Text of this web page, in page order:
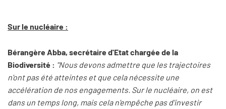
Sur le nucléaire :
Bérangère Abba, secrétaire d'Etat chargée de la
Biodiversité : "Nous devons admettre que les trajectoires
n'ont pas été atteintes et que cela nécessite une
accélération de nos engagements. Sur le nucléaire, on est
dans un temps long, mais cela n'empêche pas d'investir